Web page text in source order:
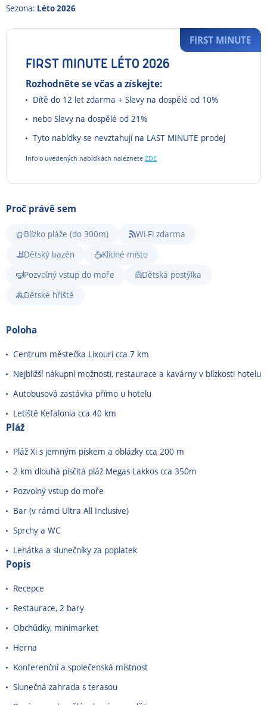
Sezona: Léto 2026
FIRST MINUTE LÉTO 2026
Rozhodněte se včas a získejte:
Dítě do 12 let zdarma + Slevy na dospělé od 10%
nebo Slevy na dospělé od 21%
Tyto nabídky se nevztahují na LAST MINUTE prodej
Info o uvedených nabídkách naleznete ZDE
FIRST MINUTE
Proč právě sem
Blízko pláže (do 300m)
Wi-Fi zdarma
Dětský bazén
Klidné místo
Pozvolný vstup do moře
Dětská postýlka
Dětské hřiště
Poloha
Centrum městečka Lixouri cca 7 km
Nejbližší nákupní možnosti, restaurace a kavárny v blízkosti hotelu
Autobusová zastávka přímo u hotelu
Letiště Kefalonia cca 40 km
Pláž
Pláž Xi s jemným pískem a oblázky cca 200 m
2 km dlouhá písčitá pláž Megas Lakkos cca 350m
Pozvolný vstup do moře
Bar (v rámci Ultra All Inclusive)
Sprchy a WC
Lehátka a slunečníky za poplatek
Popis
Recepce
Restaurace, 2 bary
Obchůdky, minimarket
Herna
Konferenční a společenská místnost
Slunečná zahrada s terasou